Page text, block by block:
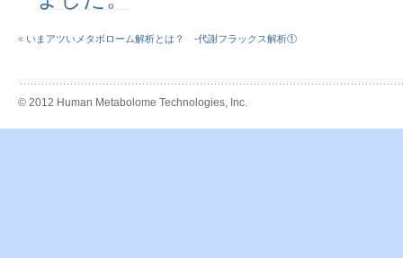
« いまアツいメタボローム解析とは？ -代謝フラックス解析①
© 2012 Human Metabolome Technologies, Inc.